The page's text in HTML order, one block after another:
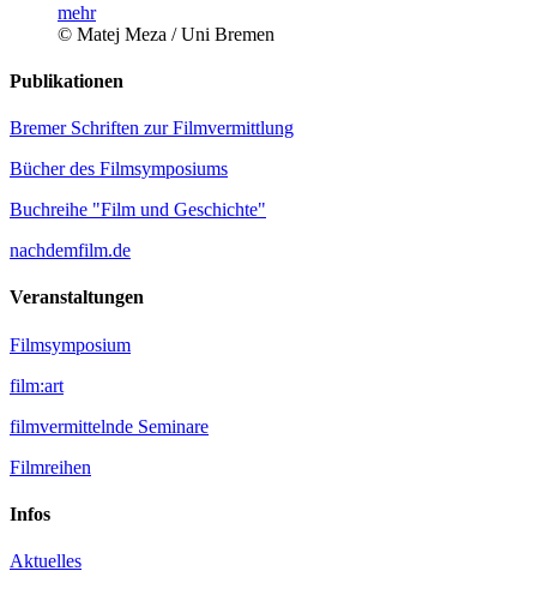
mehr
© Matej Meza / Uni Bremen
Publikationen
Bremer Schriften zur Filmvermittlung
Bücher des Filmsymposiums
Buchreihe "Film und Geschichte"
nachdemfilm.de
Veranstaltungen
Filmsymposium
film:art
filmvermittelnde Seminare
Filmreihen
Infos
Aktuelles